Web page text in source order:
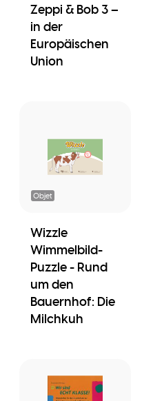
Zeppi & Bob 3 –
in der
Europäischen
Union
Objet
Wizzle
Wimmelbild-
Puzzle - Rund
um den
Bauernhof: Die
Milchkuh